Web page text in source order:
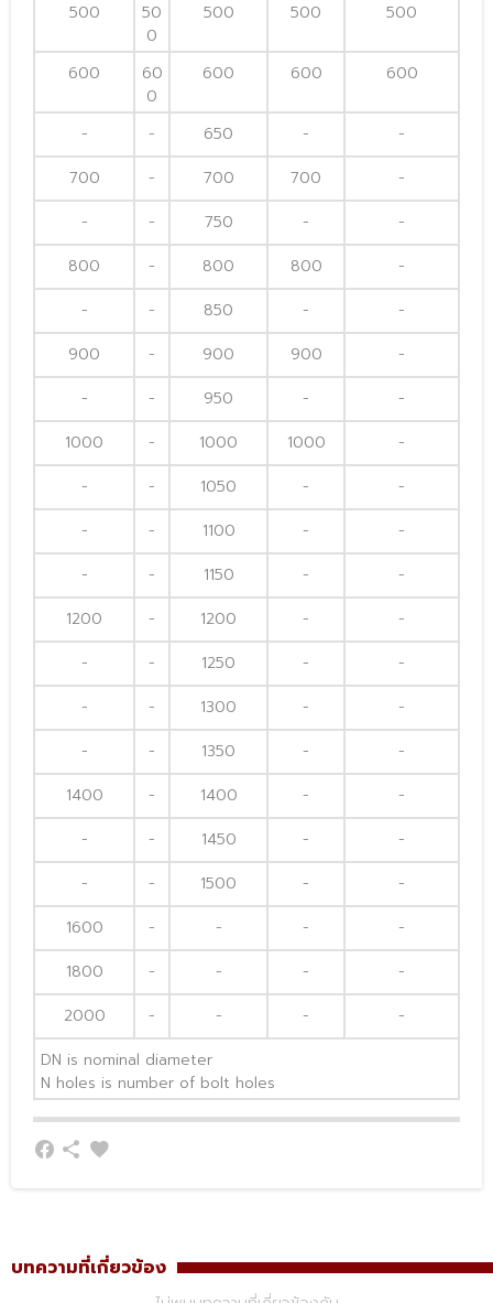
500
50
0
500 500 500
600
60
0
600 600 600
- - 650 -
-
700
- 700 700
-
-
- 750 -
-
800
- 800 800
-
-
- 850 -
-
900
- 900 900
-
-
- 950 -
-
1000
- 1000 1000
-
-
- 1050 -
-
-
- 1100 -
-
-
- 1150 -
-
1200
- 1200 -
-
-
- 1250 -
-
-
- 1300 -
-
-
- 1350 -
-
1400
- 1400 -
-
-
- 1450 -
-
-
- 1500 -
-
1600
- - -
-
1800
- - -
-
2000
- - -
-
DN is nominal diameter
N holes is number of bolt holes
บทความที่เกี่ยวข้อง